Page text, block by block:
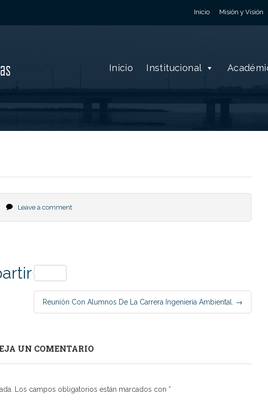
Inicio Misión y Visión
Inicio Institucional
Leave a comment
Reunión Con Alumnos De La Carrera Ingeniería Ambiental. →
UN COMENTARIO
Los campos obligatorios están marcados con *